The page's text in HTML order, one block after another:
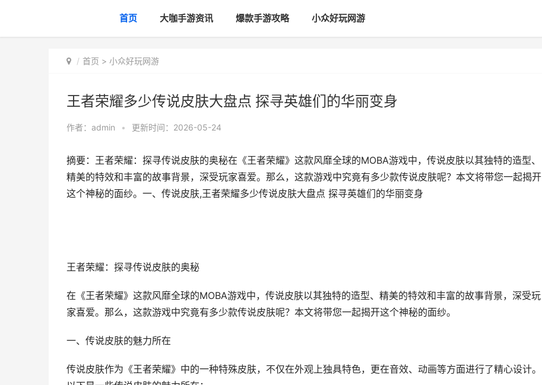
首页 大咖手游资讯 爆款手游攻略 小众好玩网游
首页 > 小众好玩网游
王者荣耀多少传说皮肤大盘点 探寻英雄们的华丽变身
作者： admin • 更新时间：2026-05-24
摘要：王者荣耀：探寻传说皮肤的奥秘在《王者荣耀》这款风靡全球的MOBA游戏中，传说皮肤以其独特的造型、
精美的特效和丰富的故事背景，深受玩家喜爱。那么，这款游戏中究竟有多少款传说皮肤呢？本文将带您一起揭开
这个神秘的面纱。一、传说皮肤,王者荣耀多少传说皮肤大盘点 探寻英雄们的华丽变身
王者荣耀：探寻传说皮肤的奥秘
在《王者荣耀》这款风靡全球的MOBA游戏中，传说皮肤以其独特的造型、精美的特效和丰富的故事背景，深受玩
家喜爱。那么，这款游戏中究竟有多少款传说皮肤呢？本文将带您一起揭开这个神秘的面纱。
一、传说皮肤的魅力所在
传说皮肤作为《王者荣耀》中的一种特殊皮肤，不仅在外观上独具特色，更在音效、动画等方面进行了精心设计。